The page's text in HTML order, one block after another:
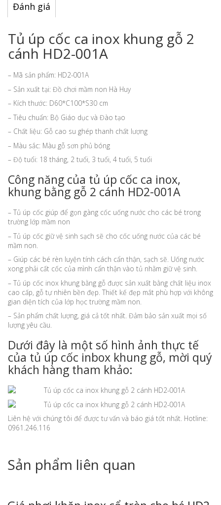
Đánh giá
Tủ úp cốc ca inox khung gỗ 2
cánh HD2-001A
– Mã sản phẩm: HD2-001A
– Sản xuất tại: Đồ chơi mầm non Hà Huy
– Kích thước: D60*C100*S30 cm
– Tiêu chuẩn: Bộ Giáo dục và Đào tạo
– Chất liệu: Gỗ cao su ghép thanh chất lượng
– Màu sắc: Màu gỗ sơn phủ bóng
– Độ tuổi: 18 tháng, 2 tuổi, 3 tuổi, 4 tuổi, 5 tuổi
Công năng của tủ úp cốc ca inox,
khung bằng gỗ 2 cánh HD2-001A
– Tủ úp cốc giúp để gọn gàng cốc uống nước cho các bé trong
trường lớp mầm non
– Tủ úp cốc giữ vệ sinh sạch sẽ cho cốc uống nước của các bé
mầm non.
– Giúp các bé rèn luyện tính cách cẩn thận, sạch sẽ. Uống nước
xong phải cất cốc của mình cẩn thận vào tủ nhằm giữ vệ sinh.
– Tủ úp cốc inox khung bằng gỗ được sản xuất bằng chất liệu inox
cao cấp, gỗ tự nhiên bền đẹp. Thiết kế đẹp mắt phù hợp với không
gian diện tích của lớp học trường mầm non.
– Sản phẩm chất lượng, giá cả tốt nhất. Đảm bảo sản xuất mọi số
lượng yêu cầu.
Dưới đây là một số hình ảnh thực tế
của tủ úp cốc inbox khung gỗ, mời quý
khách hàng tham khảo:
Liên hệ với chúng tôi để được tư vấn và báo giá tốt nhất. Hotline:
0961.246.116
Sản phẩm liên quan